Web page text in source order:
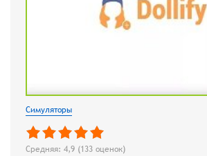
Симуляторы
Средняя: 4,9 (133 оценок)